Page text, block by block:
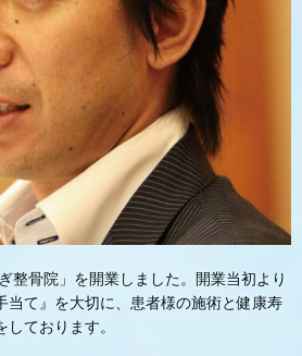
整骨院」を開業しました。開業当初より
当て』を大切に、患者様の施術と健康寿
ております。